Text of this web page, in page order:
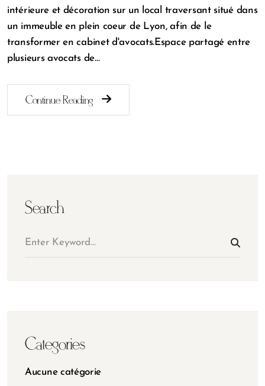
intérieure et décoration sur un local traversant situé dans
un immeuble en plein coeur de Lyon, afin de le
transformer en cabinet d'avocats.Espace partagé entre
plusieurs avocats de…
Continue Reading
Search
Categories
Aucune catégorie